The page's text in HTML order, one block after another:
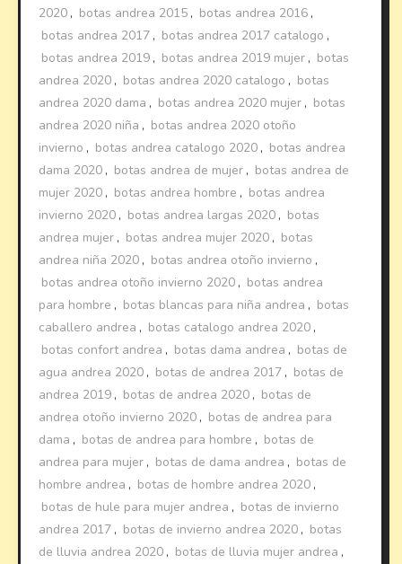
2020 , botas andrea 2015 , botas andrea 2016 ,
botas andrea 2017 , botas andrea 2017 catalogo ,
botas andrea 2019 , botas andrea 2019 mujer , botas
andrea 2020 , botas andrea 2020 catalogo , botas
andrea 2020 dama , botas andrea 2020 mujer , botas
andrea 2020 niña , botas andrea 2020 otoño
invierno , botas andrea catalogo 2020 , botas andrea
dama 2020 , botas andrea de mujer , botas andrea de
mujer 2020 , botas andrea hombre , botas andrea
invierno 2020 , botas andrea largas 2020 , botas
andrea mujer , botas andrea mujer 2020 , botas
andrea niña 2020 , botas andrea otoño invierno ,
botas andrea otoño invierno 2020 , botas andrea
para hombre , botas blancas para niña andrea , botas
caballero andrea , botas catalogo andrea 2020 ,
botas confort andrea , botas dama andrea , botas de
agua andrea 2020 , botas de andrea 2017 , botas de
andrea 2019 , botas de andrea 2020 , botas de
andrea otoño invierno 2020 , botas de andrea para
dama , botas de andrea para hombre , botas de
andrea para mujer , botas de dama andrea , botas de
hombre andrea , botas de hombre andrea 2020 ,
botas de hule para mujer andrea , botas de invierno
andrea 2017 , botas de invierno andrea 2020 , botas
de lluvia andrea 2020 , botas de lluvia mujer andrea ,